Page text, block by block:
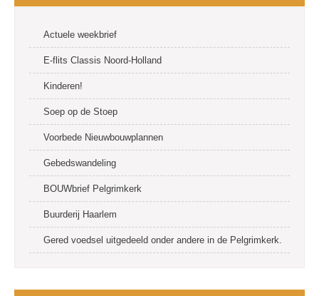
Actuele weekbrief
E-flits Classis Noord-Holland
Kinderen!
Soep op de Stoep
Voorbede Nieuwbouwplannen
Gebedswandeling
BOUWbrief Pelgrimkerk
Buurderij Haarlem
Gered voedsel uitgedeeld onder andere in de Pelgrimkerk.